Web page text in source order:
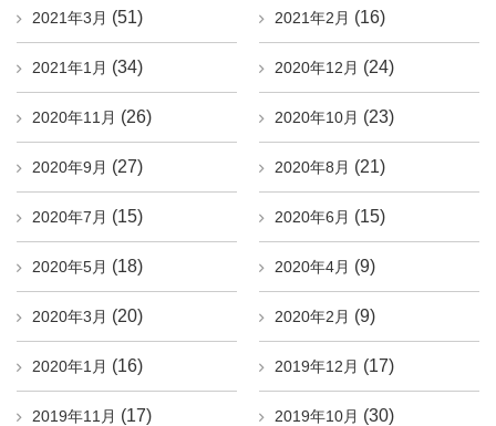
2021年3月 (51) 2021年2月 (16)
2021年1月 (34) 2020年12月 (24)
2020年11月 (26) 2020年10月 (23)
2020年9月 (27) 2020年8月 (21)
2020年7月 (15) 2020年6月 (15)
2020年5月 (18) 2020年4月 (9)
2020年3月 (20) 2020年2月 (9)
2020年1月 (16) 2019年12月 (17)
2019年11月 (17) 2019年10月 (30)